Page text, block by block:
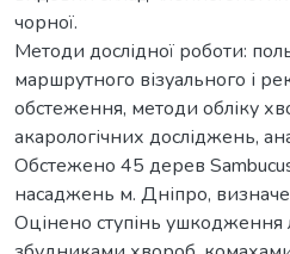
чорної.
Методи дослідної роботи:
маршрутного візуального і
обстеження, методи обліку
акарологічних досліджень,
Обстежено 45 дерев
насаджень м. Дніпро,
Оцінено ступінь ушкодження